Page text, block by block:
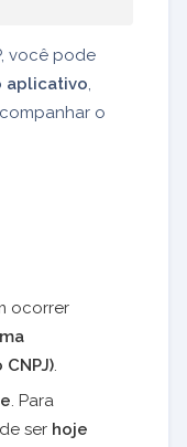
você pode
aplicativo
o
ocorrer
.
. Para
ser hoje